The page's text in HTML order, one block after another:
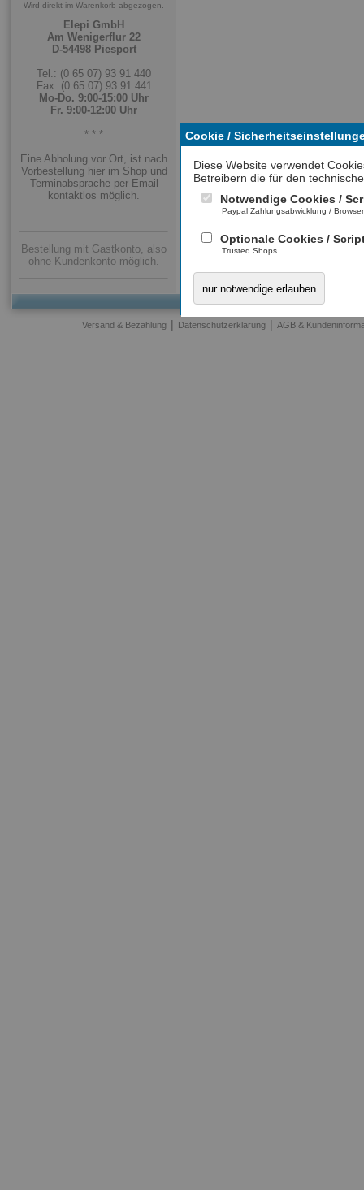
Cookie /
Diese Website verwendet
Betreibern die für den
Notwendige Cookies /
Paypal Zahlungsabwicklung /
Optionale Cookies /
Trusted Shops
nur notwendige erlauben
Wird direkt im Warenkorb abgezogen.
Elepi GmbH
Am Wenigerflur 22
D-54498 Piesport
Tel.: (0 65 07) 93 91 440
Fax: (0 65 07) 93 91 441
Mo-Do. 9:00-15:00 Uhr
Fr. 9:00-12:00 Uhr
* * *
Eine Abholung vor Ort, ist nach
Vorbestellung hier im Shop und
Terminabsprache per Email
kontaktlos möglich.
Bestellung mit Gastkonto, also
ohne Kundenkonto möglich.
Versand & Bezahlung | Datenschutzerklärung | AGB &